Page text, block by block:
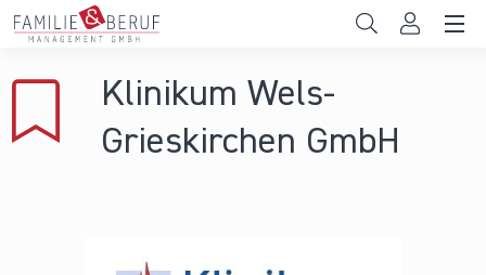
Direkt zum Inhalt
Gemeinden
Klinikum Wels-
Grieskirchen GmbH